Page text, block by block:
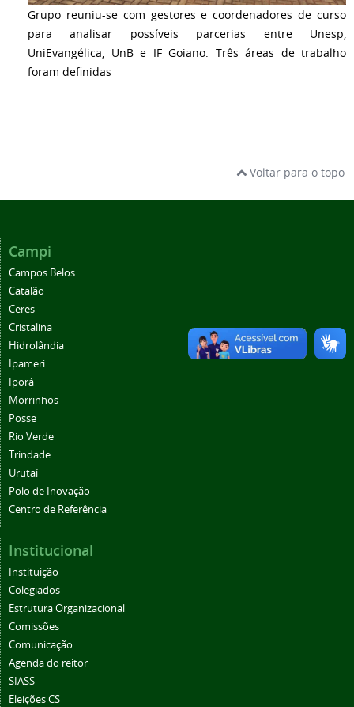
Grupo reuniu-se com gestores e coordenadores de curso
para analisar possíveis parcerias entre Unesp,
UniEvangélica, UnB e IF Goiano. Três áreas de trabalho
foram definidas
Voltar para o topo
Campi
Campos Belos
Catalão
Ceres
Cristalina
Hidrolândia
Ipameri
Iporá
Morrinhos
Posse
Rio Verde
Trindade
Urutaí
Polo de Inovação
Centro de Referência
Institucional
Instituição
Colegiados
Estrutura Organizacional
Comissões
Comunicação
Agenda do reitor
SIASS
Eleições CS